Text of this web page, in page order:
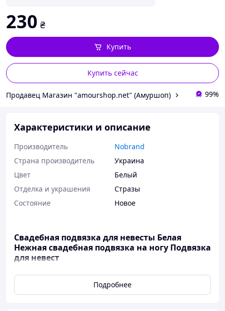
230 ₴
Купить сейчас
Купить
Продавец Магазин "amourshop.net" (Амуршоп) 99%
Характеристики и описание
Производитель
Nobrand
Страна производитель
Украина
Цвет
Белый
Отделка и украшения
Стразы
Состояние
Новое
Свадебная подвязка для невесты Белая
Нежная свадебная подвязка на ногу Подвязка
для невест
Этанежная свадебная подвязкабелого цвета —
изящный и символичный аксессуар, который добавит
утончённости вашему образу. Она станет прекрасным
Подробнее